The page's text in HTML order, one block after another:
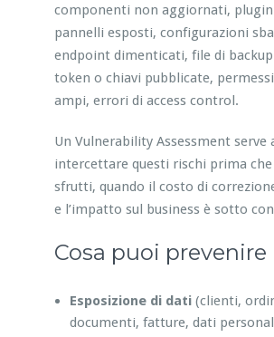
componenti non aggiornati,
pannelli esposti, configurazioni
endpoint dimenticati, file di backup
token o chiavi pubblicate,
ampi, errori di access control.
Un Vulnerability Assessment serve
intercettare questi rischi prima che
sfrutti, quando il costo di
e l’impatto sul business è sotto
Cosa puoi prevenire
Esposizione di dati(clienti,
documenti, fatture, dati